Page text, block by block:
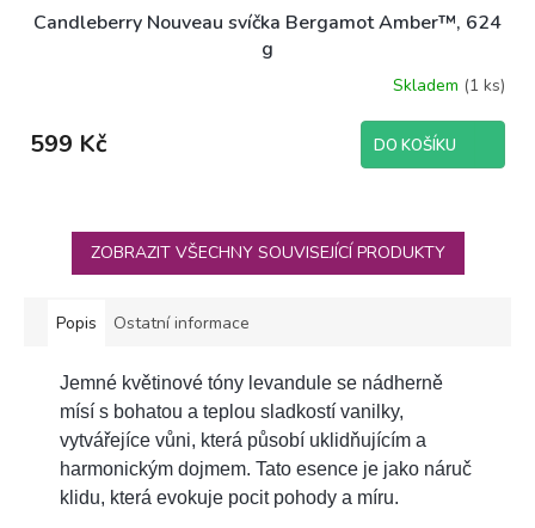
Candleberry Nouveau svíčka Bergamot Amber™, 624
g
Skladem (1 ks)
599 Kč DO KOŠÍKU
ZOBRAZIT VŠECHNY SOUVISEJÍCÍ PRODUKTY
Popis Ostatní informace
Jemné květinové tóny levandule se nádherně
mísí s bohatou a teplou sladkostí vanilky,
vytvářejíce vůni, která působí uklidňujícím a
harmonickým dojmem. Tato esence je jako náruč
klidu, která evokuje pocit pohody a míru.